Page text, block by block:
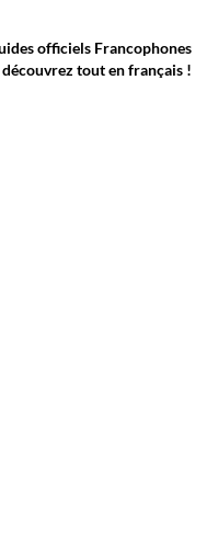
des musiques de l’Isan,
du carême bouddhique
aussi spirituelle que
officiels Francophones
découvrez tout en français !